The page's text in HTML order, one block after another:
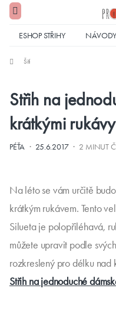
ESHOP STŘIHY
Šití
Střih na
krátkými rukávy
PÉŤA · 25.6.2017· 2 MINUT
Na léto se vám určitě
krátkým rukávem. Tento
Silueta je polopřiléhavá,
můžete upravit podle
rozkreslený pro délku nad
Střih na jednoduché